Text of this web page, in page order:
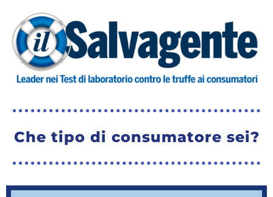
Che tipo di consumatore sei?